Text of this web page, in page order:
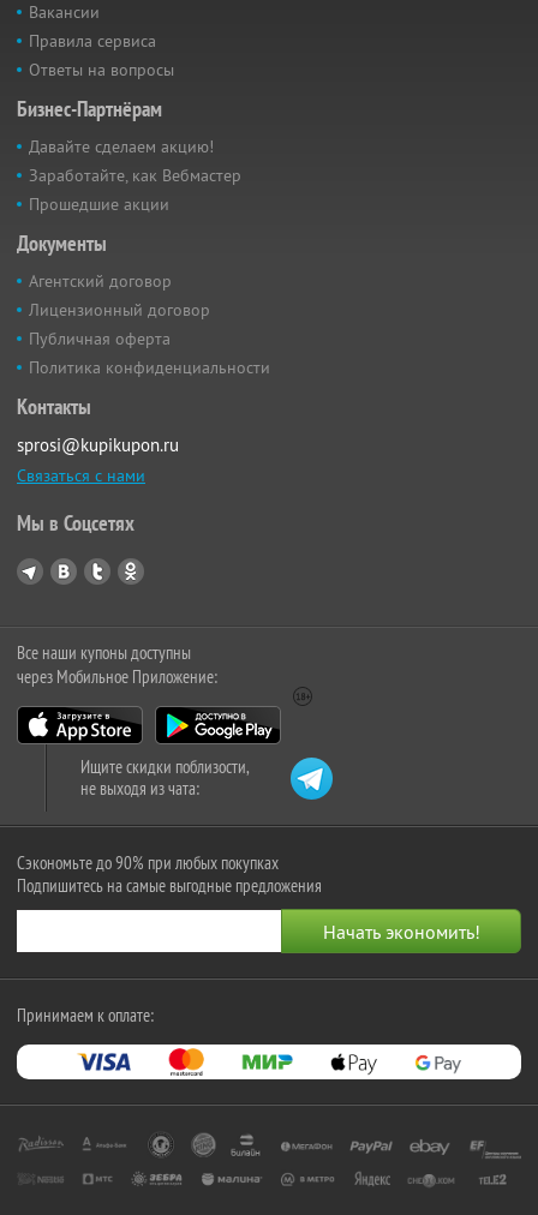
Вакансии
Правила сервиса
Ответы на вопросы
Бизнес-Партнёрам
Давайте сделаем акцию!
Заработайте, как Вебмастер
Прошедшие акции
Документы
Агентский договор
Лицензионный договор
Публичная оферта
Политика конфиденциальности
Контакты
sprosi@kupikupon.ru
Связаться с нами
Мы в Соцсетях
Все наши купоны доступны
через Мобильное Приложение:
Ищите скидки поблизости,
не выходя из чата:
Сэкономьте до 90% при любых покупках
Подпишитесь на самые выгодные предложения
Принимаем к оплате: